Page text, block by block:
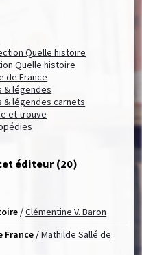
Quelle histoire
Quelle histoire
de France
& légendes
& légendes carnets
et trouve
éditeur (20)
/Clémentine V. Baron
France /Mathilde Sallé de